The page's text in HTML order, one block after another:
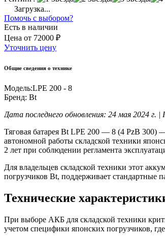
Загрузка...
Помочь с выбором?
Есть в наличии
Цена от 72000 ₽
Уточнить цену
Общие сведения о технике
Модель:LPE 200 - 8
Бренд: Bt
Дата последнего обновления: 24 мая 2024 г.
Тяговая батарея Bt LPE 200 — 8 (4 PzB
автономной работы складской техники
2 лет при соблюдении регламента
Для владельцев складской техники этот
погрузчиков Bt, поддерживает стандартные
Технические
При выборе АКБ для складской техники
учетом специфики японских погрузчиков,